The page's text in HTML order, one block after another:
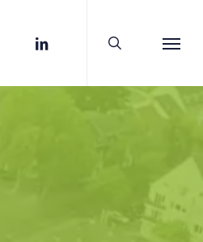
Menu
linkedin